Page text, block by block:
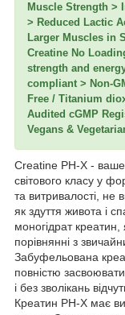
Muscle Strength >
> Reduced Lactic
Larger Muscles in
Creatine No
strength and
compliant > Non-
Free / Titanium
Audited cGMP
Vegans &
Creatine PH-X -
світового класу у
та витривалості, не
як здуття живота і
моногідрат
порівнянні з
Забуфельована
повністю
і без зволікань
Креатин PH-X має